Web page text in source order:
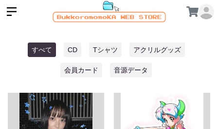
すべて CD Tシャツ アクリルグッズ
会員カード 音源データ